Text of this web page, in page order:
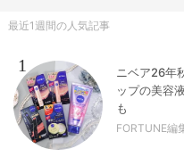
最近1週間の人気記事
1
ニベア26年
ップの美容
も
FORTUNE編